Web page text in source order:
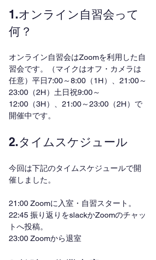
1.オンライン自習会って
何？
オンライン自習会はZoomを利用した自
習会です。（マイクはオフ・カメラは
任意）平日7:00～8:00（1H）、21:00～
23:00（2H）土日祝9:00～
12:00（3H）、21:00～23:00（2H）で
開催中です。
2.タイムスケジュール
今回は下記のタイムスケジュールで開
催しました。
21:00 Zoomに入室・自習スタート。
22:45 振り返りをslackかZoomのチャッ
トへ投稿。
23:00 Zoomから退室